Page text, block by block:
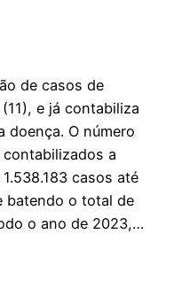
de casos de
e já contabiliza
doença. O número
a
casos até
batendo o total de
o ano de 2023,…